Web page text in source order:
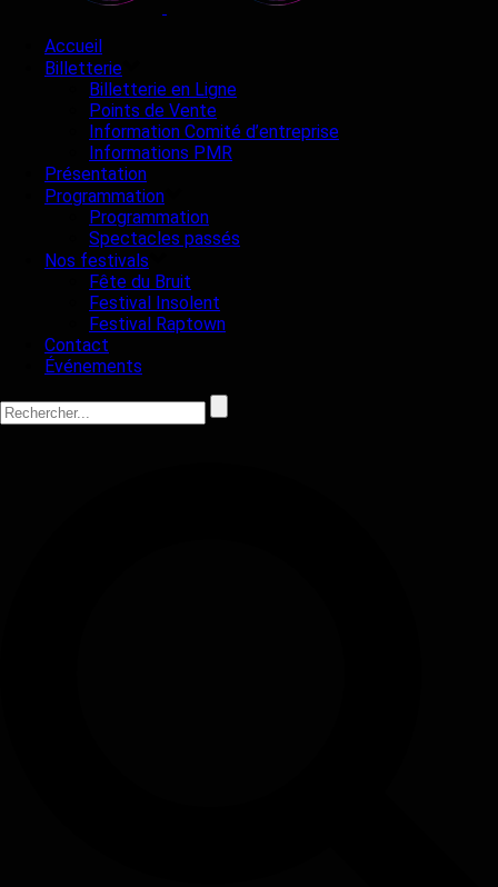
Accueil
Billetterie
Billetterie en Ligne
Points de Vente
Information Comité d’entreprise
Informations PMR
Présentation
Programmation
Programmation
Spectacles passés
Nos festivals
Fête du Bruit
Festival Insolent
Festival Raptown
Contact
Événements